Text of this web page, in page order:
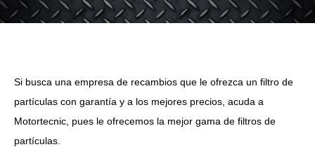
Si busca una empresa de recambios que le ofrezca un filtro de
partículas con garantía y a los mejores precios, acuda a
Motortecnic, pues le ofrecemos la mejor gama de filtros de
partículas.